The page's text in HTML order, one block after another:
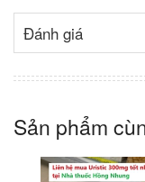
Đánh giá
Sản phẩm